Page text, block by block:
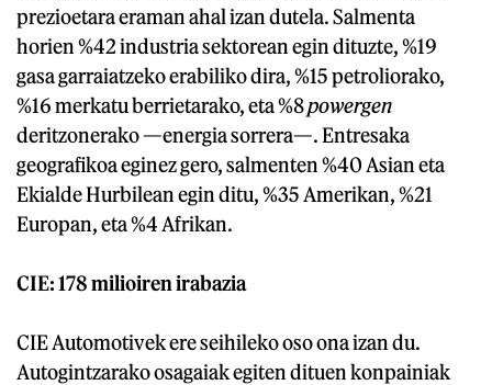
prezioetara eraman ahal izan dutela. Salmenta
horien %42 industria sektorean egin dituzte, %19
gasa garraiatzeko erabiliko dira, %15 petroliorako,
%16 merkatu berrietarako, eta %8powergen
deritzonerako —energia sorrera—. Entresaka
geografikoa eginez gero, salmenten %40 Asian eta
Ekialde Hurbilean egin ditu, %35 Amerikan, %21
Europan, eta %4 Afrikan.
CIE: 178 milioiren irabazia
CIE Automotivek ere seihileko oso ona izan du.
Autogintzarako osagaiak egiten dituen konpainiak